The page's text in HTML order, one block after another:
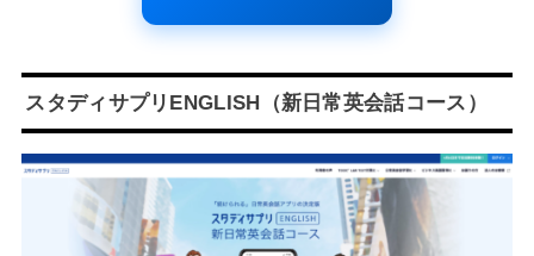
スタディサプリENGLISH（新日常英会話コース）